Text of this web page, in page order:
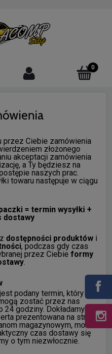
przez Ciebie zamówienia
złożonego
akceptacji zamówienia
a Ty będziesz na
naszych prac.
towaru następuje w ciągu
= termin wysyłki +
dostawy
dostępności produktów i
, podczas gdy czas
przez Ciebie formy
.
podany termin, który
zostać przez nas
24 godziny. Dokładamy
prezentowana na stronie
magazynowym, może
czas dostawy się
o tym niezwłocznie.